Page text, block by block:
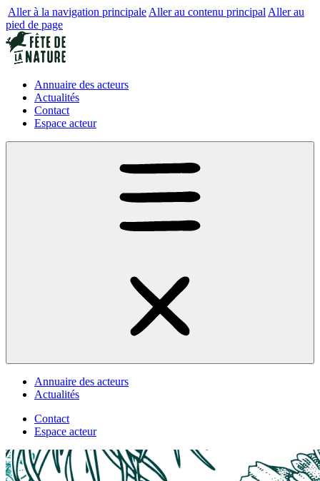
Aller à la navigation principale Aller au contenu principal Aller au
pied de page
Annuaire des acteurs
Actualités
Contact
Espace acteur
Annuaire des acteurs
Actualités
Contact
Espace acteur